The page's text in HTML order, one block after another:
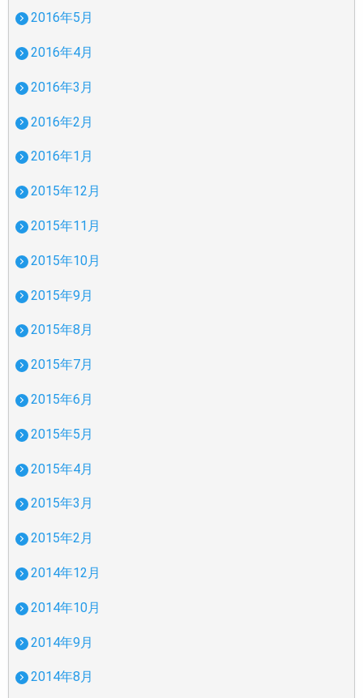
2016年5月
2016年4月
2016年3月
2016年2月
2016年1月
2015年12月
2015年11月
2015年10月
2015年9月
2015年8月
2015年7月
2015年6月
2015年5月
2015年4月
2015年3月
2015年2月
2014年12月
2014年10月
2014年9月
2014年8月